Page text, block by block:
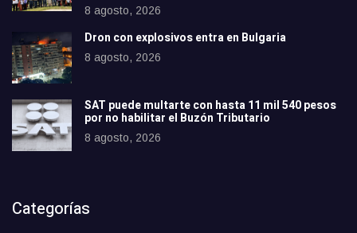
8 agosto, 2026
Dron con explosivos entra en Bulgaria
8 agosto, 2026
SAT puede multarte con hasta 11 mil 540 pesos
por no habilitar el Buzón Tributario
8 agosto, 2026
Categorías